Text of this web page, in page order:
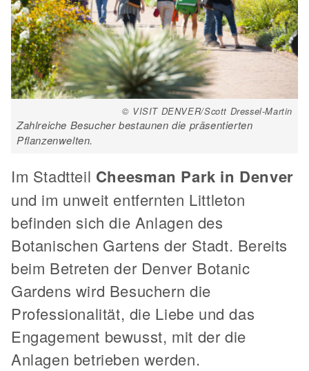
© VISIT DENVER/Scott Dressel-Martin
Zahlreiche Besucher bestaunen die präsentierten
Pflanzenwelten.
Im Stadtteil Cheesman Park in Denver
und im unweit entfernten Littleton
befinden sich die Anlagen des
Botanischen Gartens der Stadt. Bereits
beim Betreten der Denver Botanic
Gardens wird Besuchern die
Professionalität, die Liebe und das
Engagement bewusst, mit der die
Anlagen betrieben werden.